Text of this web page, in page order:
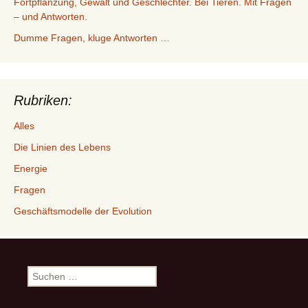
– und Antworten.
Dumme Fragen, kluge Antworten …
Rubriken:
Alles
Die Linien des Lebens
Energie
Fragen
Geschäftsmodelle der Evolution
Suchen
nach: